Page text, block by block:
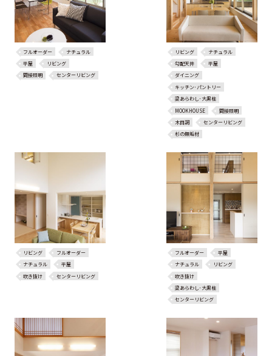
フルオーダー
ナチュラル
平屋
リビング
間接照明
センターリビング
リビング
ナチュラル
勾配天井
平屋
ダイニング
キッチン･パントリー
梁あらわし･大黒柱
MOOKHOUSE
間接照明
木目調
センターリビング
杉の無垢材
リビング
フルオーダー
ナチュラル
平屋
吹き抜け
センターリビング
フルオーダー
平屋
ナチュラル
リビング
吹き抜け
梁あらわし･大黒柱
センターリビング